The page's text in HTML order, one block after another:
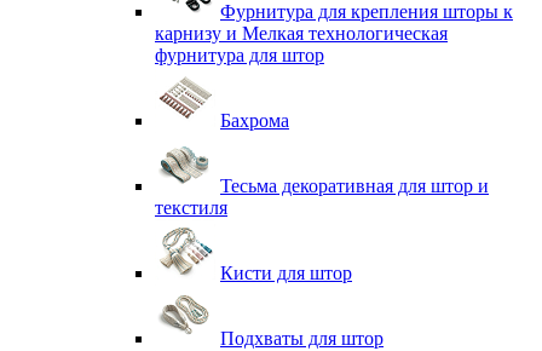
Фурнитура для крепления шторы к
карнизу и Мелкая технологическая
фурнитура для штор
Бахрома
Тесьма декоративная для штор и
текстиля
Кисти для штор
Подхваты для штор